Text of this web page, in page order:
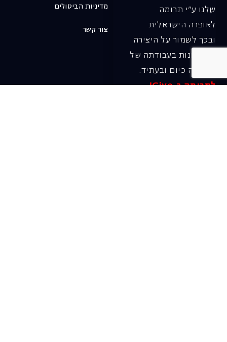
שלנו ע"י תרומה
לאופרה הישראלית
ובכך לשמור על היצירה
והחדשנות בעבודתה של
האופרה כיום ובעתיד.
לתרומה ב-JGive ←
מדיניות הביטולים
צור קשר